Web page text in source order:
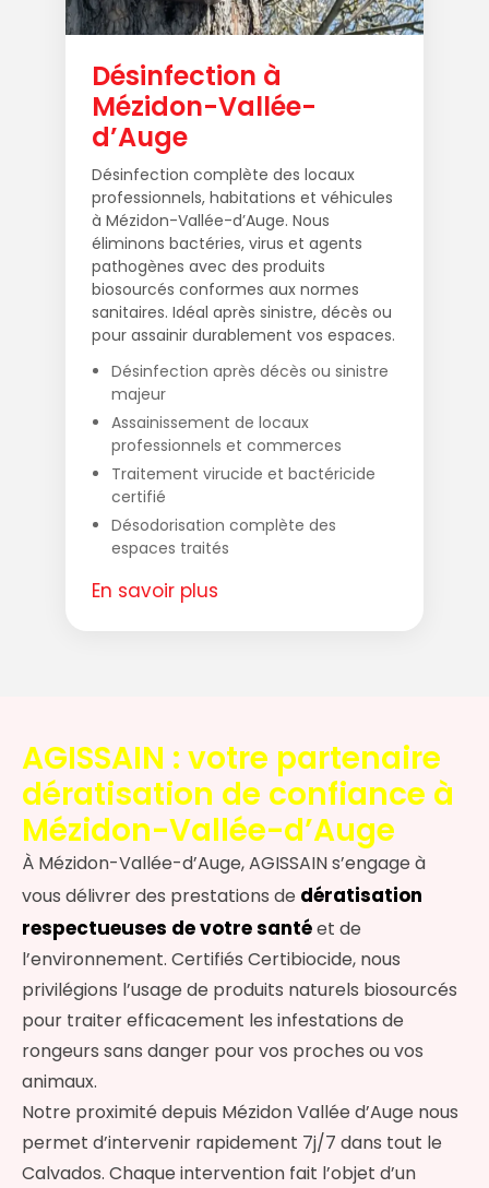
Désinfection à
Mézidon-Vallée-
d’Auge
Désinfection complète des locaux
professionnels, habitations et véhicules
à Mézidon-Vallée-d’Auge. Nous
éliminons bactéries, virus et agents
pathogènes avec des produits
biosourcés conformes aux normes
sanitaires. Idéal après sinistre, décès ou
pour assainir durablement vos espaces.
Désinfection après décès ou sinistre
majeur
Assainissement de locaux
professionnels et commerces
Traitement virucide et bactéricide
certifié
Désodorisation complète des
espaces traités
En savoir plus
AGISSAIN : votre partenaire
dératisation de confiance à
Mézidon-Vallée-d’Auge
À Mézidon-Vallée-d’Auge, AGISSAIN s’engage à
vous délivrer des prestations de dératisation
respectueuses de votre santéet de
l’environnement. Certifiés Certibiocide, nous
privilégions l’usage de produits naturels biosourcés
pour traiter efficacement les infestations de
rongeurs sans danger pour vos proches ou vos
animaux.
Notre proximité depuis Mézidon Vallée d’Auge nous
permet d’intervenir rapidement 7j/7 dans tout le
Calvados. Chaque intervention fait l’objet d’un